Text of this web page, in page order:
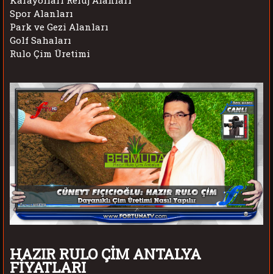
Spor Alanları
Park ve Gezi Alanları
Golf Sahaları
Rulo Çim Üretimi
HAZIR RULO ÇİM ANTALYA
FİYATLARI